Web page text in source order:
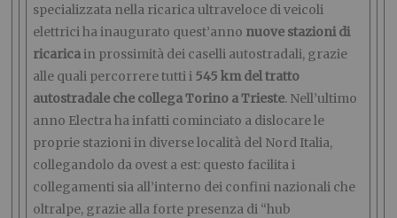
specializzata nella ricarica ultraveloce di veicoli
elettrici ha inaugurato quest’anno nuove stazioni di
ricaricain prossimità dei caselli autostradali, grazie
alle quali percorrere tutti i 545 km del tratto
autostradale che collega Torino a Trieste. Nell’ultimo
anno Electra ha infatti cominciato a dislocare le
proprie stazioni in diverse località del Nord Italia,
collegandolo da ovest a est: questo facilita i
collegamenti sia all’interno dei confini nazionali che
oltralpe, grazie alla forte presenza di “hub